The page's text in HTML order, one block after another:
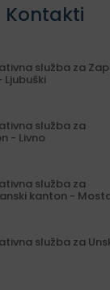
Kontakti
služba za
služba za
- Livno
služba za
kanton -
služba za